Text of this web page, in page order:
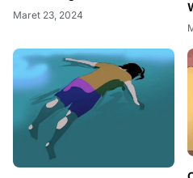
Maret 23, 2024